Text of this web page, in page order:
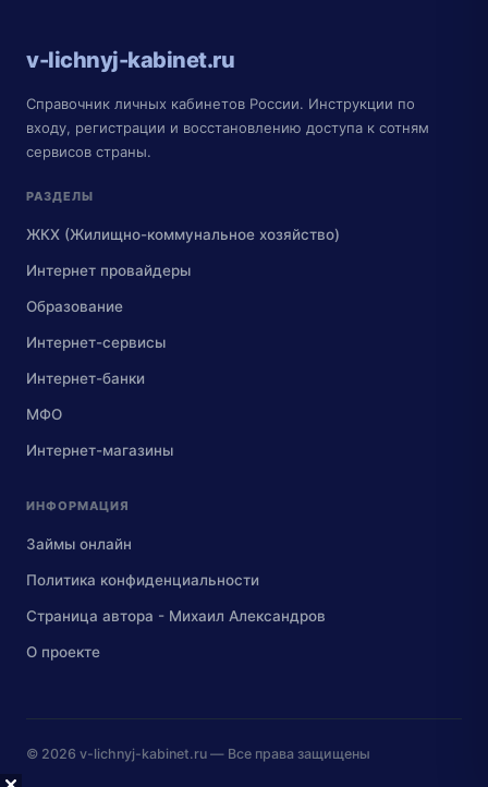
v-lichnyj-kabinet.ru
Справочник личных кабинетов России. Инструкции по
входу, регистрации и восстановлению доступа к сотням
сервисов страны.
РАЗДЕЛЫ
ЖКХ (Жилищно-коммунальное хозяйство)
Интернет провайдеры
Образование
Интернет-сервисы
Интернет-банки
МФО
Интернет-магазины
ИНФОРМАЦИЯ
Займы онлайн
Политика конфиденциальности
Страница автора - Михаил Александров
О проекте
© 2026 v-lichnyj-kabinet.ru — Все права защищены